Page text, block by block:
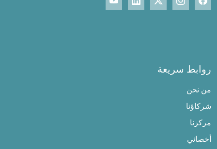
روابط سريعة
من نحن
شركاؤنا
مركزنا
أخصائي